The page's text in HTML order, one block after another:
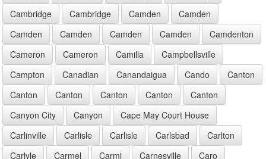
Cambridge
Cambridge Camden
Camden
Camden
Camden Camden Camden
Camdenton
Cameron
Cameron Camilla
Campbellsville
Campton
Canadian Canandaigua Cando
Canton
Canton
Canton Canton Canton
Canton
Canyon City
Canyon
Cape May Court House
Carlinville
Carlisle Carlisle Carlsbad
Carlton
Carlyle
Carmel Carmi Carnesville Caro